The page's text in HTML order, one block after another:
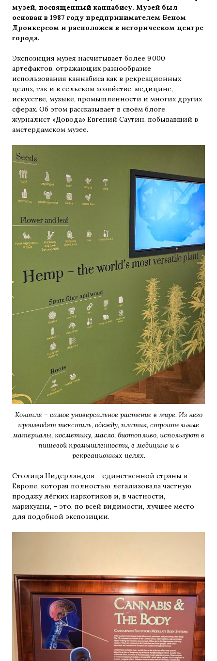
музей, посвященный каннабису. Музей был
основан в 1987 году предпринимателем Беном
Дронкерсом и расположен в историческом центре
города.
Экспозиция музея насчитывает более 9 000
артефактов, отражающих разнообразие
использования каннабиса как в рекреационных
целях, так и в сельском хозяйстве, медицине,
искусстве, музыке, промышленности и многих других
сферах. Об этом рассказывает в своём блоге
журналист «Довода» Евгений Саутин, побывавший в
амстердамском музее.
Конопля – самое универсальное растение в мире. Из него
производят текстиль, одежду, платик, строительные
материалы, косметику, масло, биотопливо, используют в
пищевой промышленности, в медицине и в
рекреационных целях.
Столица Нидерландов – единственной страны в
Европе, которая полностью легализовала частную
продажу лёгких наркотиков и, в частности,
марихуаны, – это, по всей видимости, лучшее место
для подобной экспозиции.